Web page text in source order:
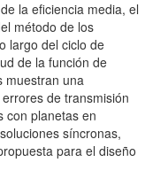
la eficiencia media, el
método de los
largo del ciclo de
de la función de
muestran una
de transmisión
con planetas en
síncronas,
para el diseño